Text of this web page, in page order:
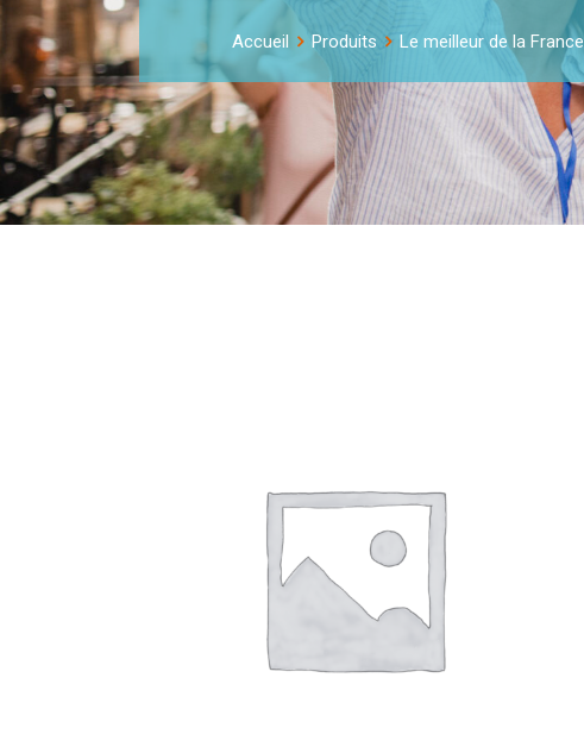
Accueil Produits Le meilleur de la France